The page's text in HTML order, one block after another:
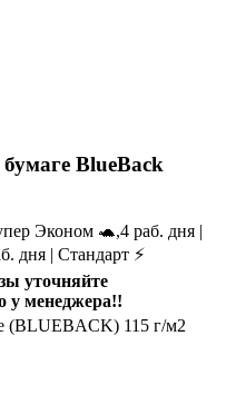
BlueBack
Эконом 🐢,4 раб. дня |
дня | Стандарт ⚡
уточняйте
у менеджера!!
(BLUEBACK) 115 г/м2